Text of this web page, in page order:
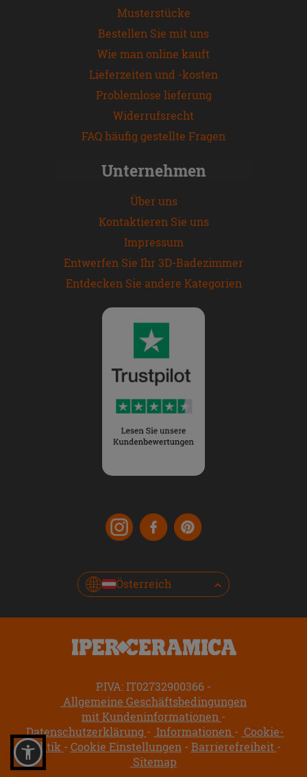
Musterstücke
Bestellen Sie mit uns
Wie man online kauft
Lieferzeiten und -kosten
Problemlose lieferung
Widerrufsrecht
FAQ häufig gestellte Fragen
Unternehmen
Über uns
Kontaktieren Sie uns
Impressum
Entwerfen Sie Ihr 3D-Badezimmer
Entdecken Sie andere Kategorien
Österreich
P.IVA: IT02732900366
Allgemeine Geschäftsbedingungen
mit Kundeninformationen
Datenschutzerklärung
Informationen
Cookie-
Politik
Cookie Einstellungen
Barrierefreiheit
Sitemap